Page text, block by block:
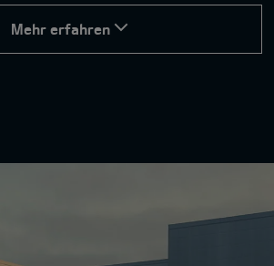
Mehr erfahren